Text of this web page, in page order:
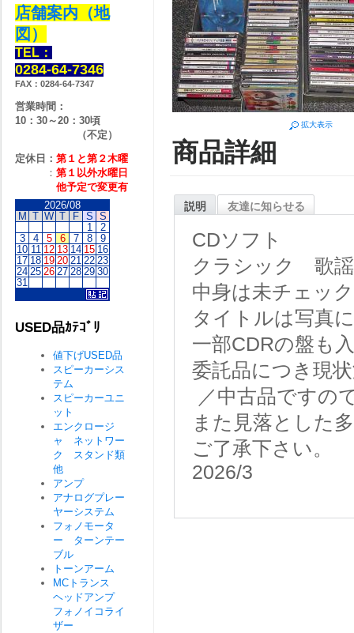
拡大表示
商品詳細
説明 友達に知らせる
CDソフト
クラシック 歌
中身は未チェッ
タイトルは写真
一部CDRの盤も
委託品につき現
／中古品ですの
また見落とした
ご了承下さい。
2026/3
店舗案内（地
図）
TEL：
0284-64-7346
FAX：0284-64-7347
営業時間：
10：30～20：30頃
（不定）
定休日： 第１と第２木曜
： 第１以外水曜日
他予定で変更有
2026/08
M T W T F S S
1
2
3
4 5 6 7 8
9
10 11 12 13 14 15 16
17 18 19 20 21 22 23
24 25 26 27 28 29 30
31
USED品ｶﾃｺﾞﾘ
値下げUSED品
スピーカーシス
テム
スピーカーユニ
ット
エンクロージ
ャ ネットワー
ク スタンド類
他
アンプ
アナログプレー
ヤーシステム
フォノモータ
ー ターンテー
ブル
トーンアーム
MCトランス
ヘッドアンプ
フォノイコライ
ザー